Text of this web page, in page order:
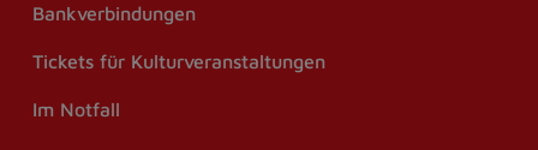
Bankverbindungen
Tickets für Kulturveranstaltungen
Im Notfall